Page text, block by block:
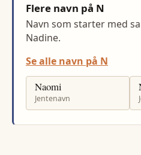
Flere navn på N
Navn som starter med
Nadine.
Se alle navn på N
Naomi
Jentenavn